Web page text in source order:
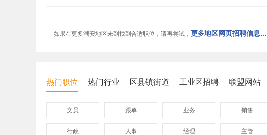
如果在更多潮安地区未到找到合适职位，请再尝试， 更多地区网页招聘信息...
热门职位 热门行业 区县镇街道 工业区招聘 联盟网站
文员 跟单 业务 销售
行政 人事 经理 主管